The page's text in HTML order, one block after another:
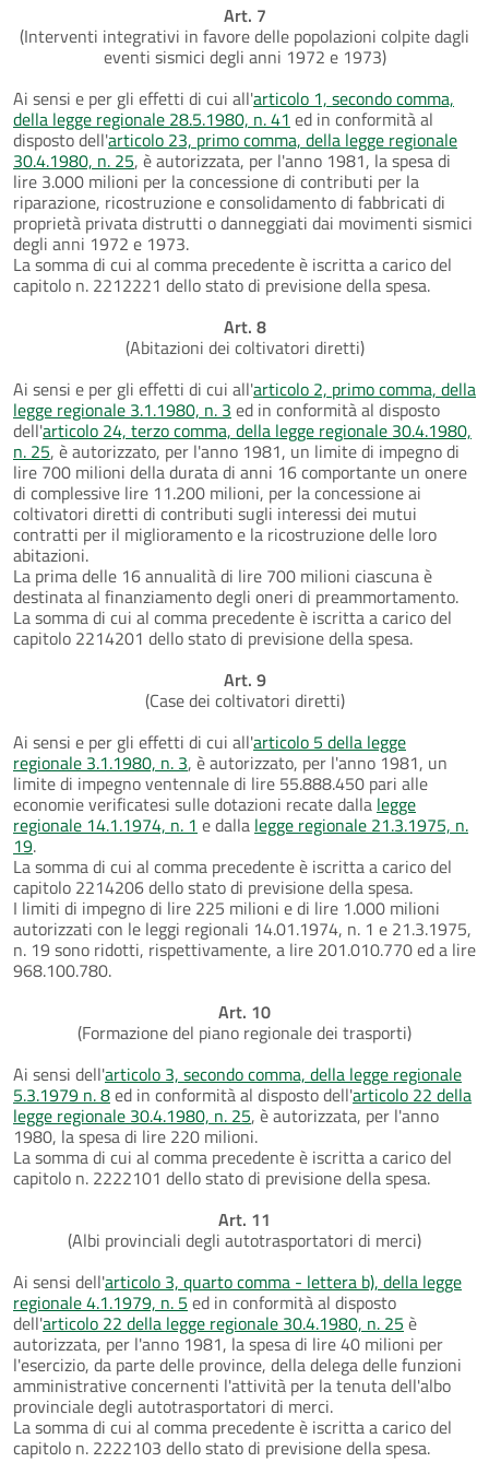
Art. 7
(Interventi integrativi in favore delle popolazioni colpite dagli
eventi sismici degli anni 1972 e 1973)
Ai sensi e per gli effetti di cui all'articolo 1, secondo comma,
della legge regionale 28.5.1980, n. 41 ed in conformità al
disposto dell'articolo 23, primo comma, della legge regionale
30.4.1980, n. 25, è autorizzata, per l'anno 1981, la spesa di
lire 3.000 milioni per la concessione di contributi per la
riparazione, ricostruzione e consolidamento di fabbricati di
proprietà privata distrutti o danneggiati dai movimenti sismici
degli anni 1972 e 1973.
La somma di cui al comma precedente è iscritta a carico del
capitolo n. 2212221 dello stato di previsione della spesa.
Art. 8
(Abitazioni dei coltivatori diretti)
Ai sensi e per gli effetti di cui all'articolo 2, primo comma, della
legge regionale 3.1.1980, n. 3 ed in conformità al disposto
dell'articolo 24, terzo comma, della legge regionale 30.4.1980,
n. 25, è autorizzato, per l'anno 1981, un limite di impegno di
lire 700 milioni della durata di anni 16 comportante un onere
di complessive lire 11.200 milioni, per la concessione ai
coltivatori diretti di contributi sugli interessi dei mutui
contratti per il miglioramento e la ricostruzione delle loro
abitazioni.
La prima delle 16 annualità di lire 700 milioni ciascuna è
destinata al finanziamento degli oneri di preammortamento.
La somma di cui al comma precedente è iscritta a carico del
capitolo 2214201 dello stato di previsione della spesa.
Art. 9
(Case dei coltivatori diretti)
Ai sensi e per gli effetti di cui all'articolo 5 della legge
regionale 3.1.1980, n. 3, è autorizzato, per l'anno 1981, un
limite di impegno ventennale di lire 55.888.450 pari alle
economie verificatesi sulle dotazioni recate dalla legge
regionale 14.1.1974, n. 1 e dalla legge regionale 21.3.1975, n.
19.
La somma di cui al comma precedente è iscritta a carico del
capitolo 2214206 dello stato di previsione della spesa.
I limiti di impegno di lire 225 milioni e di lire 1.000 milioni
autorizzati con le leggi regionali 14.01.1974, n. 1 e 21.3.1975,
n. 19 sono ridotti, rispettivamente, a lire 201.010.770 ed a lire
968.100.780.
Art. 10
(Formazione del piano regionale dei trasporti)
Ai sensi dell'articolo 3, secondo comma, della legge regionale
5.3.1979 n. 8ed in conformità al disposto dell'articolo 22 della
legge regionale 30.4.1980, n. 25, è autorizzata, per l'anno
1980, la spesa di lire 220 milioni.
La somma di cui al comma precedente è iscritta a carico del
capitolo n. 2222101 dello stato di previsione della spesa.
Art. 11
(Albi provinciali degli autotrasportatori di merci)
Ai sensi dell'articolo 3, quarto comma - lettera b), della legge
regionale 4.1.1979, n. 5 ed in conformità al disposto
dell'articolo 22 della legge regionale 30.4.1980, n. 25 è
autorizzata, per l'anno 1981, la spesa di lire 40 milioni per
l'esercizio, da parte delle province, della delega delle funzioni
amministrative concernenti l'attività per la tenuta dell'albo
provinciale degli autotrasportatori di merci.
La somma di cui al comma precedente è iscritta a carico del
capitolo n. 2222103 dello stato di previsione della spesa.